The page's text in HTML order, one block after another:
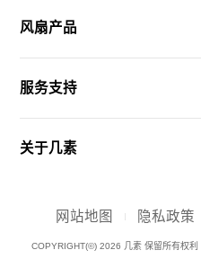
风扇产品
服务支持
关于几素
COPYRIGHT(©) 2026 几素 保留所有权利
网站地图 隐私政策